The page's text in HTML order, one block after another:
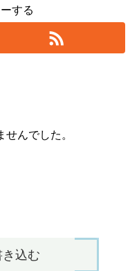
する
んでした。
込む